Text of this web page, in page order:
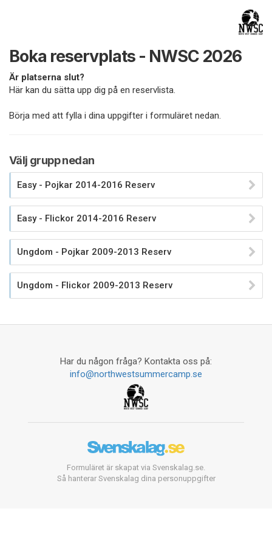
Boka reservplats - NWSC 2026
Är platserna slut?
Här kan du sätta upp dig på en reservlista.
Börja med att fylla i dina uppgifter i formuläret nedan.
Välj grupp nedan
Easy - Pojkar 2014-2016 Reserv
Easy - Flickor 2014-2016 Reserv
Ungdom - Pojkar 2009-2013 Reserv
Ungdom - Flickor 2009-2013 Reserv
Har du någon fråga? Kontakta oss på:
info@northwestsummercamp.se
Formuläret är skapat via Svenskalag.se.
Så hanterar Svenskalag dina personuppgifter